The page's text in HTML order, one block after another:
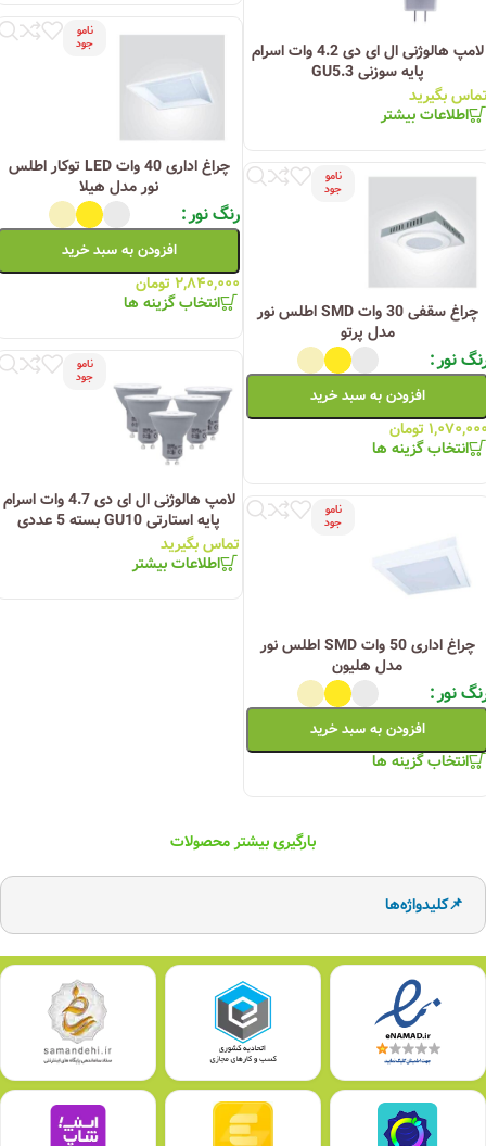
لامپ هالوژنی ال ای دی 4.2 وات اسرام
پایه سوزنی GU5.3
بگیرید
اطلاعات بیشتر
نامو
جود
چراغ اداری 40 وات LED توکار اطلس
نور مدل هیلا
رنگ نور
افزودن به سبد خرید
۲,۸۴۰,۰۰۰ تومان
انتخاب گزینه ها
نامو
جود
چراغ سقفی 30 وات SMD اطلس نور
مدل پرتو
نور
افزودن به سبد خرید
تومان
انتخاب گزینه ها
نامو
جود
لامپ هالوژنی ال ای دی 4.7 وات اسرام
پایه استارتی GU10 بسته 5 عددی
تماس بگیرید
اطلاعات بیشتر
نامو
جود
چراغ اداری 50 وات SMD اطلس نور
مدل هلیون
نور
افزودن به سبد خرید
انتخاب گزینه ها
بارگیری بیشتر محصولات
📌کلیدواژه‌ها